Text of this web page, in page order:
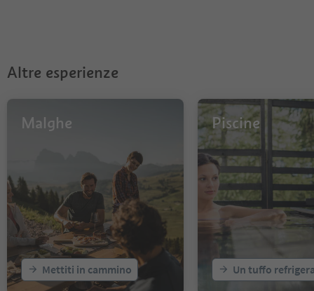
10
12
17
18
19
Altre esperienze
Malghe
Mettiti in cammino
Piscine
Un tuffo